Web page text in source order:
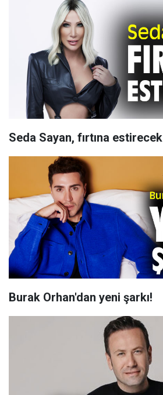
Seda Sayan, fırtına estirecek
Burak Orhan'dan yeni şarkı!